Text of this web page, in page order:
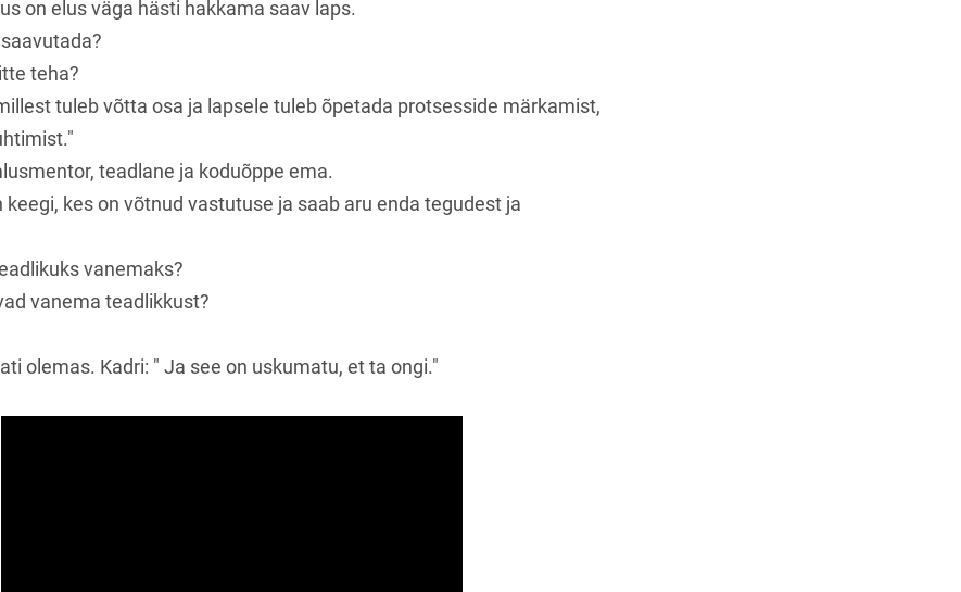
on elus väga hästi hakkama saav laps.
teha?
tuleb võtta osa ja lapsele tuleb õpetada protsesside märkamist,
teadlane ja koduõppe ema.
keegi, kes on võtnud vastutuse ja saab aru enda tegudest ja
vanemaks?
vanema teadlikkust?
olemas. Kadri: " Ja see on uskumatu, et ta ongi."